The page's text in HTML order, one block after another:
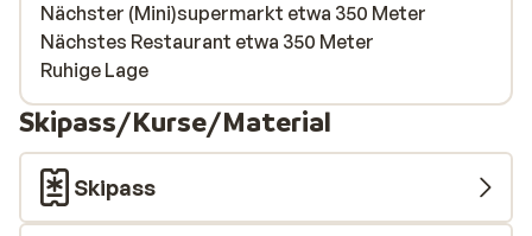
Nächster (Mini)supermarkt etwa 350 Meter
Nächstes Restaurant etwa 350 Meter
Ruhige Lage
Skipass/Kurse/Material
Skipass